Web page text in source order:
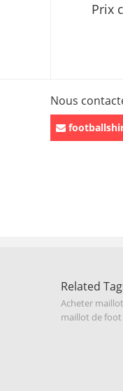
Prix
Nous
Related
Acheter
maillot de